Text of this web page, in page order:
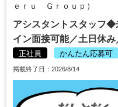
ｅｒｕ Ｇｒｏｕｐ）
アシスタントスタッフ◆
イン面接可能／土日休
正社員 かんたん応募可
掲載終了日：2026/8/14